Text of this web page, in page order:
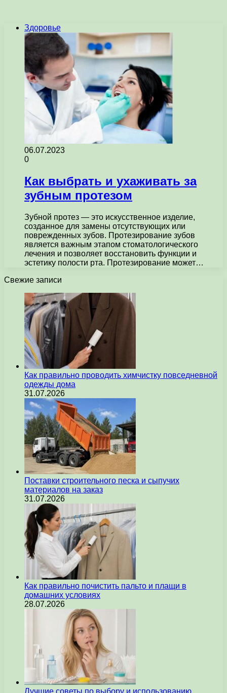
Здоровье
06.07.2023
0
Как выбрать и ухаживать за
зубным протезом
Зубной протез — это искусственное изделие,
созданное для замены отсутствующих или
поврежденных зубов. Протезирование зубов
является важным этапом стоматологического
лечения и позволяет восстановить функции и
эстетику полости рта. Протезирование может…
Свежие записи
Как правильно проводить химчистку повседневной
одежды дома
31.07.2026
Поставки строительного песка и сыпучих
материалов на заказ
31.07.2026
Как правильно почистить пальто и плащи в
домашних условиях
28.07.2026
Лучшие советы по выбору и использованию